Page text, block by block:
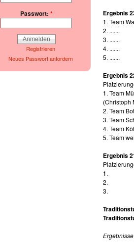
Ergebnis
1. Team
2. .......
3. .......
4. .......
5. .......
Ergebnis
1. Team
(Christoph
2. Team
3. Team
4. Team
5. Team
Ergebnis
1.
2.
3.
Passwort: *
Registrieren
Neues Passwort anfordern